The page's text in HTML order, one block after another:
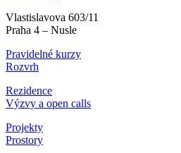
Vlastislavova 603/11
Praha 4 – Nusle
Pravidelné kurzy
Rozvrh
Rezidence
Výzvy a open calls
Projekty
Prostory